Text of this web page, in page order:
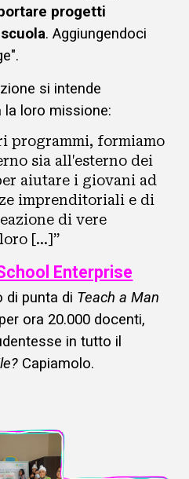
progetti
. Aggiungendoci
si intende
la loro missione:
programmi, formiamo
sia all'esterno dei
aiutare i giovani ad
imprenditoriali e di
di vere
[...]”
Enterprise
di punta di Teach a Man
ora 20.000 docenti,
in tutto il
Capiamolo.